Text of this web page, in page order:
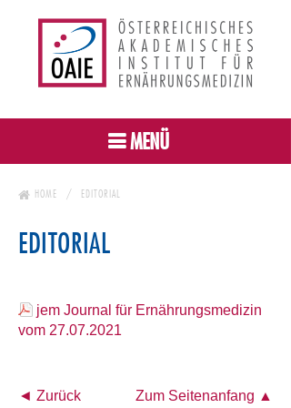
MENÜ
HOME EDITORIAL
EDITORIAL
jem Journal für Ernährungsmedizin
vom 27.07.2021
◄ Zurück Zum Seitenanfang ▲